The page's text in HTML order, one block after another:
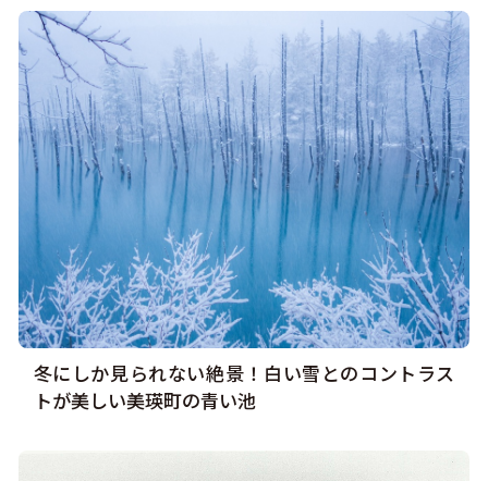
冬にしか見られない絶景！白い雪とのコントラス
トが美しい美瑛町の青い池